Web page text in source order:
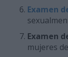
Examen
Examen
mujeres